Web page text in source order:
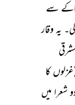
کے باعث ڈھاکے سے
یہ وقار
کا
شعرا میں